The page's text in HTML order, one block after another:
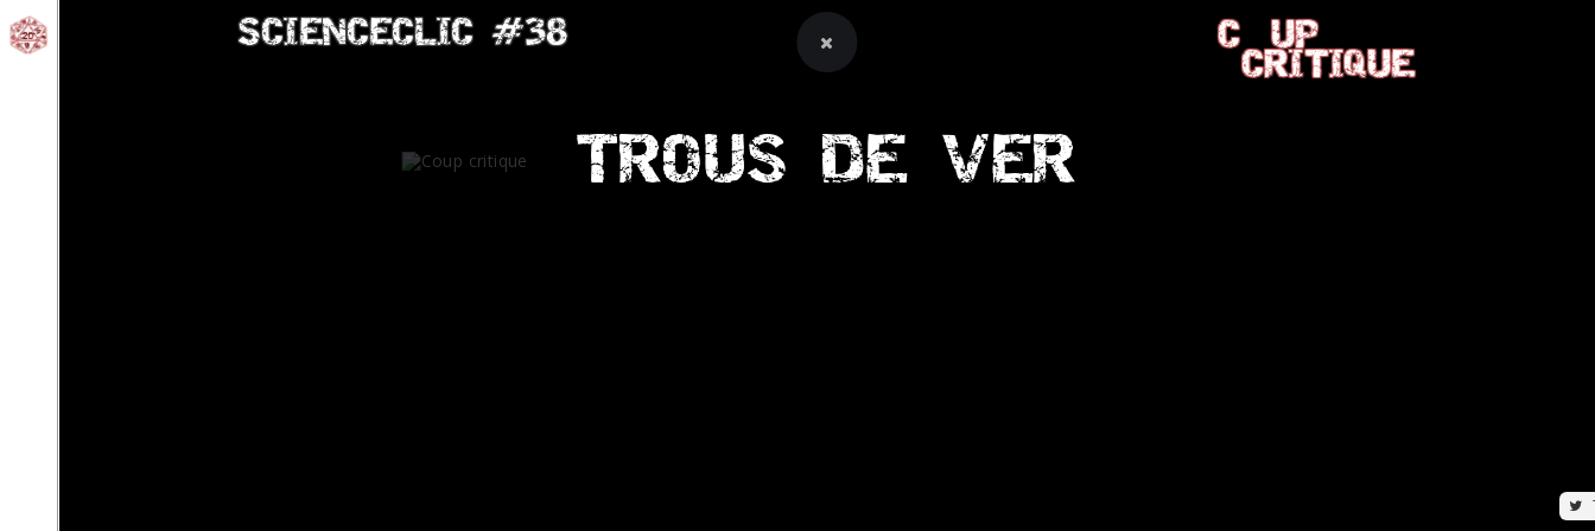
C UP
CRITIQUE
SCIENCECLIC #38
TROUS DE VER